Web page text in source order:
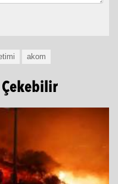
akom